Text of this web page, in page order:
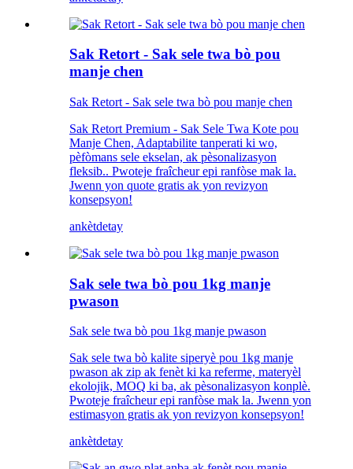
Sak Retort - Sak sele twa bò pou
manje chen
Sak Retort - Sak sele twa bò pou manje chen
Sak Retort Premium - Sak Sele Twa Kote pou
Manje Chen, Adaptabilite tanperati ki wo,
pèfòmans sele ekselan, ak pèsonalizasyon
fleksib.. Pwoteje fraîcheur epi ranfòse mak la.
Jwenn yon quote gratis ak yon revizyon
konsepsyon!
ankètdetay
Sak sele twa bò pou 1kg manje
pwason
Sak sele twa bò pou 1kg manje pwason
Sak sele twa bò kalite siperyè pou 1kg manje
pwason ak zip ak fenèt ki ka referme, materyèl
ekolojik, MOQ ki ba, ak pèsonalizasyon konplè.
Pwoteje fraîcheur epi ranfòse mak la. Jwenn yon
estimasyon gratis ak yon revizyon konsepsyon!
ankètdetay